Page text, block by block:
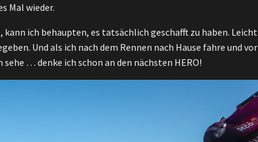
Mal wieder.
ich behaupten, es tatsächlich geschafft zu haben. Leicht
Und als ich nach dem Rennen nach Hause fahre und vor
… denke ich schon an den nächsten HERO!